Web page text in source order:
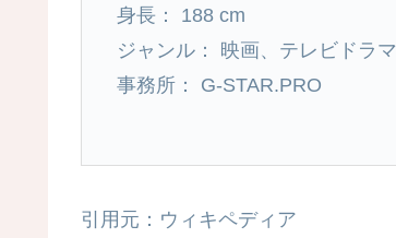
身長： 188 cm
ジャンル： 映画、テレビドラ
事務所： G-STAR.PRO
引用元：ウィキペディア